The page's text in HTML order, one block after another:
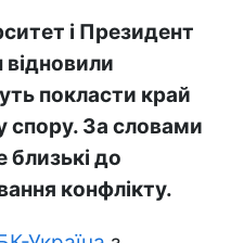
і Президент
покласти край
спору. За словами
до
конфлікту.